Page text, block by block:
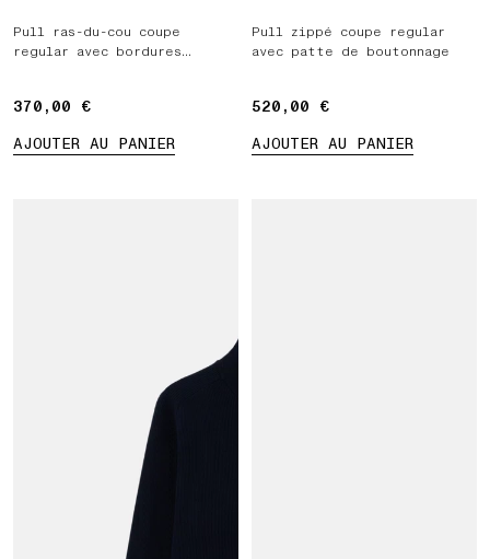
Pull ras-du-cou coupe
regular avec bordures
370,00 €
370,00 €
AJOUTER AU PANIER
Pull zippé coupe regular
avec patte de boutonnage
520,00 €
520,00 €
AJOUTER AU PANIER